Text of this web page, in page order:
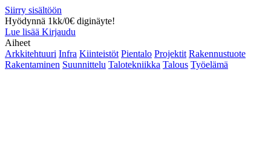
Siirry sisältöön
Hyödynnä 1kk/0€ diginäyte!
Lue lisää Kirjaudu
Aiheet
Arkkitehtuuri Infra Kiinteistöt Pientalo Projektit Rakennustuote
Rakentaminen Suunnittelu Talotekniikka Talous Työelämä